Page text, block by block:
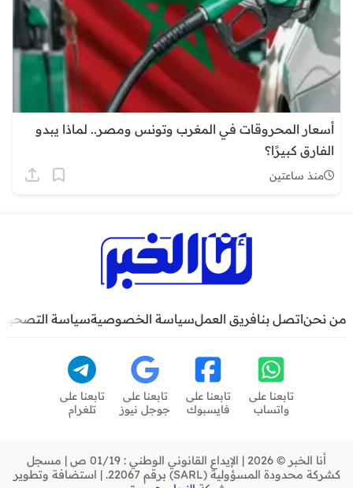
أسعار المحروقات في المغرب وتونس ومصر.. لماذا يبدو
الفارق كبيرًا؟
منذ ساعتين
من نحناتصل بنافريق العملسياسة الخصوصيةسياسة التصحيح
تابعنا على
واتساب
تابعنا على
فايسبوك
تابعنا على
جوجل نيوز
تابعنا على
تلغرام
أنا الخبر © 2026 | الإيداع القانوني الوطني : 01/19 ص | مسجل
كشركة محدودة المسؤولية (SARL) برقم 22067. | استضافة وتطوير